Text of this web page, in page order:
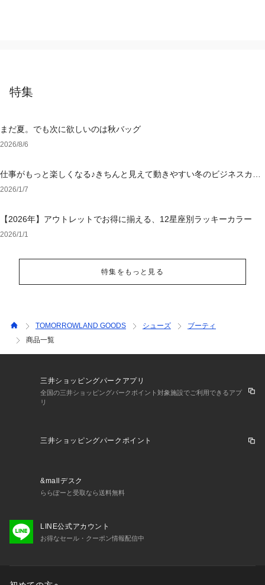
特集
まだ夏。でも次に欲しいのは秋バッグ
2026/8/6
仕事がもっと楽しくなる♪きちんと見えて動きやすい冬のビジネスカジ
ュアル
2026/1/7
【2026年】アウトレットでお得に揃える、12星座別ラッキーカラー
2026/1/1
特集をもっと見る
TOMORROWLAND GOODS シューズ
ブーティ
商品一覧
三井ショッピングパークアプリ
全国の三井ショッピングパークポイント対象施設でご利用できるアプ
リ
三井ショッピングパークポイント
&mallデスク
ららぽーと受取なら送料無料
LINE公式アカウント
お得なセール・クーポン情報配信中